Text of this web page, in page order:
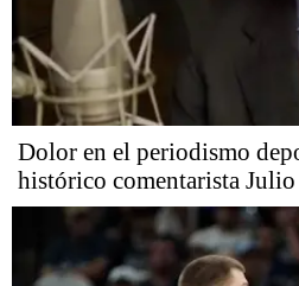
Dolor en el periodismo
histórico comentarista